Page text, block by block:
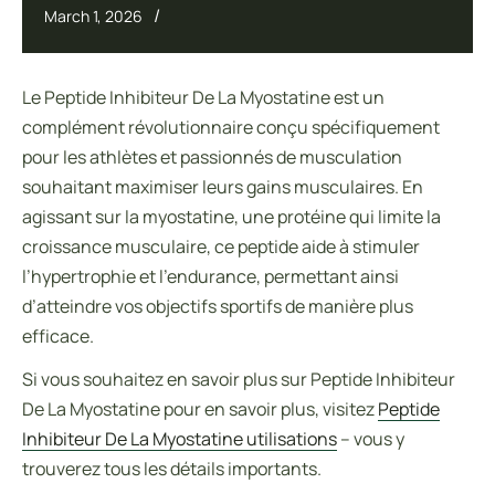
March 1, 2026 /
Le Peptide Inhibiteur De La Myostatine est un
complément révolutionnaire conçu spécifiquement
pour les athlètes et passionnés de musculation
souhaitant maximiser leurs gains musculaires. En
agissant sur la myostatine, une protéine qui limite la
croissance musculaire, ce peptide aide à stimuler
l’hypertrophie et l’endurance, permettant ainsi
d’atteindre vos objectifs sportifs de manière plus
efficace.
Si vous souhaitez en savoir plus sur Peptide Inhibiteur
De La Myostatine pour en savoir plus, visitezPeptide
Inhibiteur De La Myostatine utilisations– vous y
trouverez tous les détails importants.